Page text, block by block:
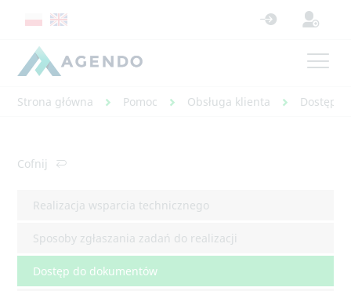
Strona główna Pomoc Obsługa klienta Dostęp
Cofnij
Realizacja wsparcia technicznego
Sposoby zgłaszania zadań do realizacji
Dostęp do dokumentów